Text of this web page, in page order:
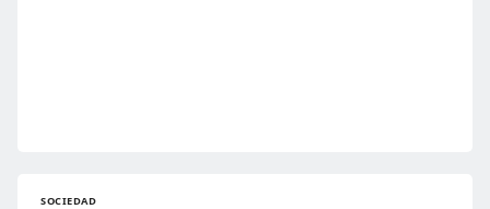
SOCIEDAD